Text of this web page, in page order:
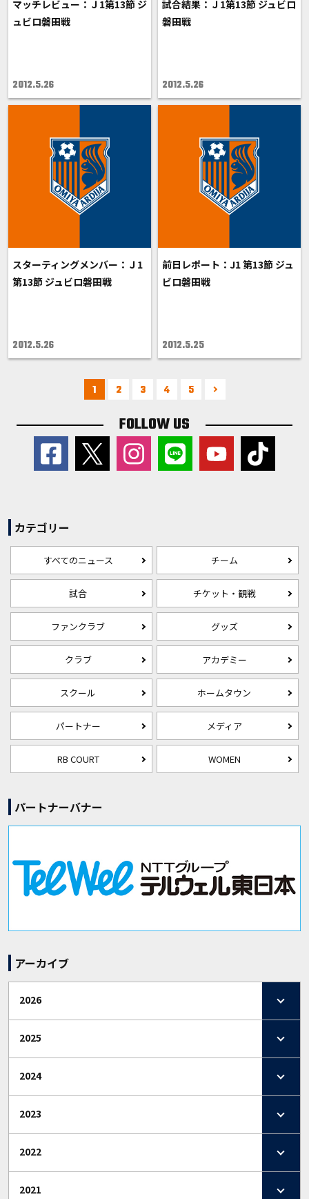
マッチレビュー：Ｊ1第13節 ジ
ュビロ磐田戦
2012.5.26
試合結果：Ｊ1第13節 ジュビロ
磐田戦
2012.5.26
スターティングメンバー：Ｊ1
第13節 ジュビロ磐田戦
2012.5.26
前日レポート：J1 第13節 ジュ
ビロ磐田戦
2012.5.25
1 2 3 4 5
FOLLOW US
カテゴリー
すべてのニュース チーム
試合 チケット・観戦
ファンクラブ グッズ
クラブ アカデミー
スクール ホームタウン
パートナー メディア
RB COURT WOMEN
パートナーバナー
アーカイブ
2026
2025
2024
2023
2022
2021